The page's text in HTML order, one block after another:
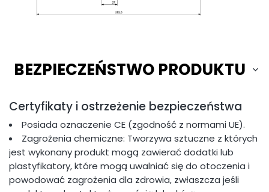
BEZPIECZEŃSTWO PRODUKTU
Certyfikaty i ostrzeżenie bezpieczeństwa
Posiada oznaczenie CE (zgodność z normami UE).
Zagrożenia chemiczne: Tworzywa sztuczne z których
jest wykonany produkt mogą zawierać dodatki lub
plastyfikatory, które mogą uwalniać się do otoczenia i
powodować zagrożenia dla zdrowia, zwłaszcza jeśli